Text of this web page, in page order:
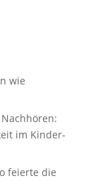
wie
im Kinder-
feierte die